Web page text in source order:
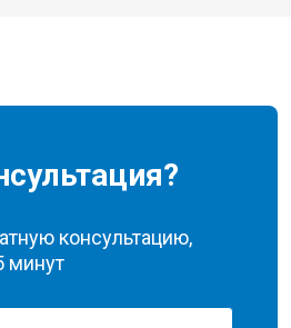
консультацию,
минут